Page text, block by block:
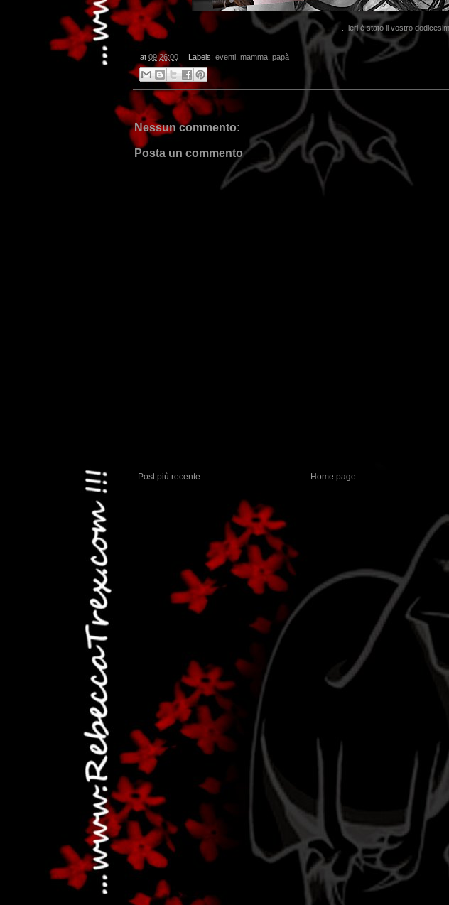
...ieri è stato il vostro
at 09:26:00 Labels: eventi, mamma, papà
Nessun commento:
Posta un commento
Post più recente Home page
...dai non perdere tempo, clikka